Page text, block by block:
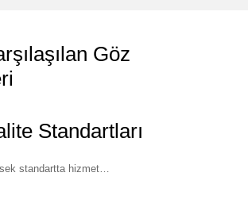
Göz
Standartları
standartta hizmet…